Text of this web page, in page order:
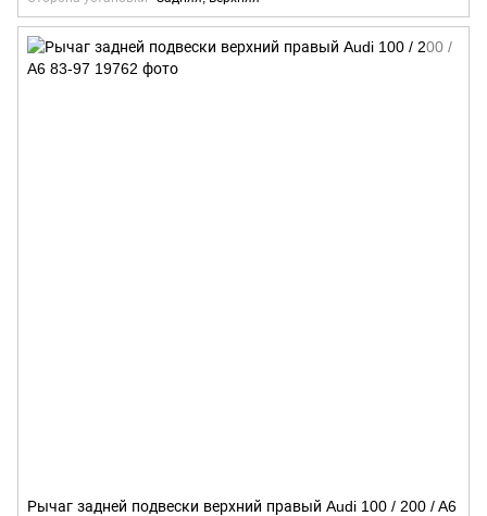
Рычаг задней подвески верхний правый Audi 100 / 200 / A6